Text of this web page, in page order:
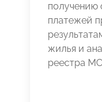
получению
платежей
жилья и
реестра